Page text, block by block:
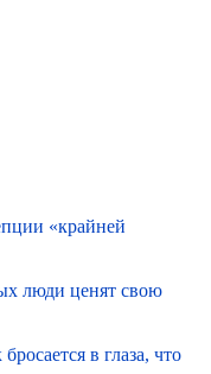
«крайней
люди ценят свою
в глаза, что